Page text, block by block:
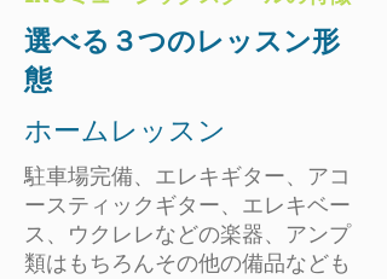
​選べる３つのレッスン形
態
​ホームレッスン
​駐車場完備、エレキギター、アコ
ースティックギター、エレキベー
ス、ウクレレなどの楽器、アンプ
類はもちろんその他の備品なども